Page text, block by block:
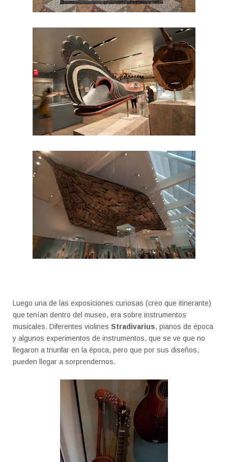
Luego una de las exposiciones curiosas (creo que itinerante)
que tenían dentro del museo, era sobre instrumentos
musicales. Diferentes violines Stradivarius, pianos de época
y algunos experimentos de instrumentos, que se ve que no
llegaron a triunfar en la época, pero que por sus diseños,
pueden llegar a sorprendernos.